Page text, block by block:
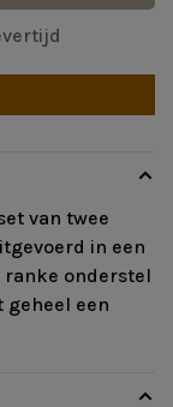
van twee
in een
onderstel
geheel een